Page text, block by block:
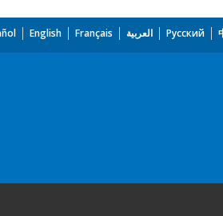
English Français العربية Русский